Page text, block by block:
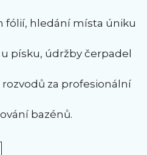
fólií, hledání místa úniku
písku, údržby čerpadel
za profesionální
bazénů.